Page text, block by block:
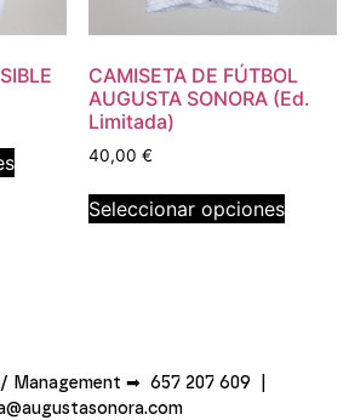
CAMISETA DE FÚTBOL
AUGUSTA SONORA (Ed.
Limitada)
40,00 €
Seleccionar opciones
Management ➡ 657 207 609 |